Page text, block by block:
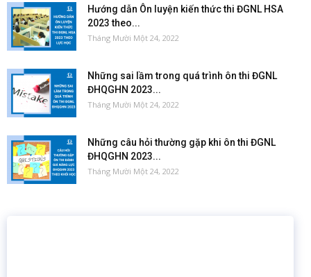
Hướng dẫn Ôn luyện kiến thức thi ĐGNL HSA
2023 theo...
Tháng Mười Một 24, 2022
Những sai lầm trong quá trình ôn thi ĐGNL
ĐHQGHN 2023...
Tháng Mười Một 24, 2022
Những câu hỏi thường gặp khi ôn thi ĐGNL
ĐHQGHN 2023...
Tháng Mười Một 24, 2022